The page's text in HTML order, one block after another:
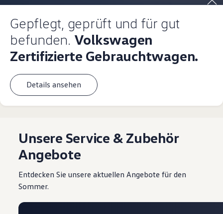
Gepflegt, geprüft und für gut
befunden. Volkswagen
Zertifizierte Gebrauchtwagen.
Details ansehen
Unsere Service & Zubehör
Angebote
Entdecken Sie unsere aktuellen Angebote für den
Sommer.